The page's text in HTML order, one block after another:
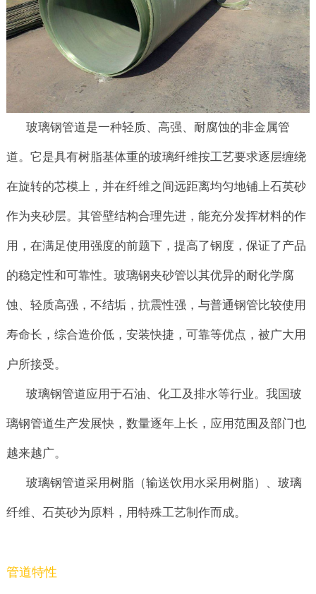
玻璃钢管道是一种轻质、高强、耐腐蚀的非金属管
道。它是具有树脂基体重的玻璃纤维按工艺要求逐层缠绕
在旋转的芯模上，并在纤维之间远距离均匀地铺上石英砂
作为夹砂层。其管壁结构合理先进，能充分发挥材料的作
用，在满足使用强度的前题下，提高了钢度，保证了产品
的稳定性和可靠性。玻璃钢夹砂管以其优异的耐化学腐
蚀、轻质高强，不结垢，抗震性强，与普通钢管比较使用
寿命长，综合造价低，安装快捷，可靠等优点，被广大用
户所接受。
玻璃钢管道应用于石油、化工及排水等行业。我国玻
璃钢管道生产发展快，数量逐年上长，应用范围及部门也
越来越广。
玻璃钢管道采用树脂（输送饮用水采用树脂）、玻璃
纤维、石英砂为原料，用特殊工艺制作而成。
管道特性